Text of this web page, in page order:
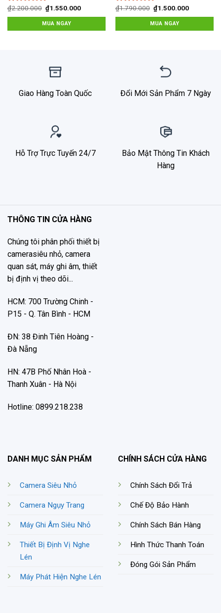
Được xếp
hạng5.005
₫2.200.000 Giá
gốc
là:
₫2.200.000.
₫1.550.000Giá
₫1.550.000.
MUA NGAY
Được xếp
hạng5.005
₫1.790.000 Giá
gốc
là:
₫1.790.000.
₫1.500.000Giá
MUA NGAY
Giao Hàng Toàn Quốc Đổi Mới Sản Phẩm 7 Ngày
Hỗ Trợ Trực Tuyến 24/7
Bảo Mật Thông Tin Khách
Hàng
THÔNG TIN CỬA HÀNG
Chúng tôi phân phối thiết bị
camerasiêu nhỏ, camera
quan sát, máy ghi âm, thiết
bị định vị theo dõi...
HCM: 700 Trường Chinh -
P15 - Q. Tân Bình - HCM
ĐN: 38 Đinh Tiên Hoàng -
Đà Nẵng
HN: 47B Phố Nhân Hoà -
Thanh Xuân - Hà Nội
Hotline: 0899.218.238
DANH MỤC SẢN PHẨM
Camera Siêu Nhỏ
Camera Ngụy Trang
Máy Ghi Âm Siêu Nhỏ
Thiết Bị Định Vị Nghe
Lén
Máy Phát Hiện Nghe Lén
CHÍNH SÁCH CỬA HÀNG
Chính Sách Đổi Trả
Chế Độ Bảo Hành
Chính Sách Bán Hàng
Hình Thức Thanh Toán
Đóng Gói Sản Phẩm